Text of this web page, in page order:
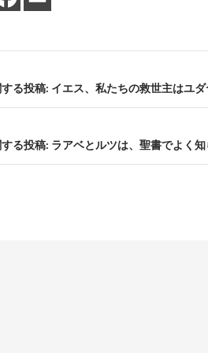
る投稿: イエス、私たちの救世主はユ
る投稿: ラアベとルツは、聖書でよく